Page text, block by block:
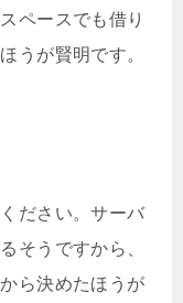
ペースでも借り
うが賢明です。
ださい。サーバ
そうですから、
ら決めたほうが